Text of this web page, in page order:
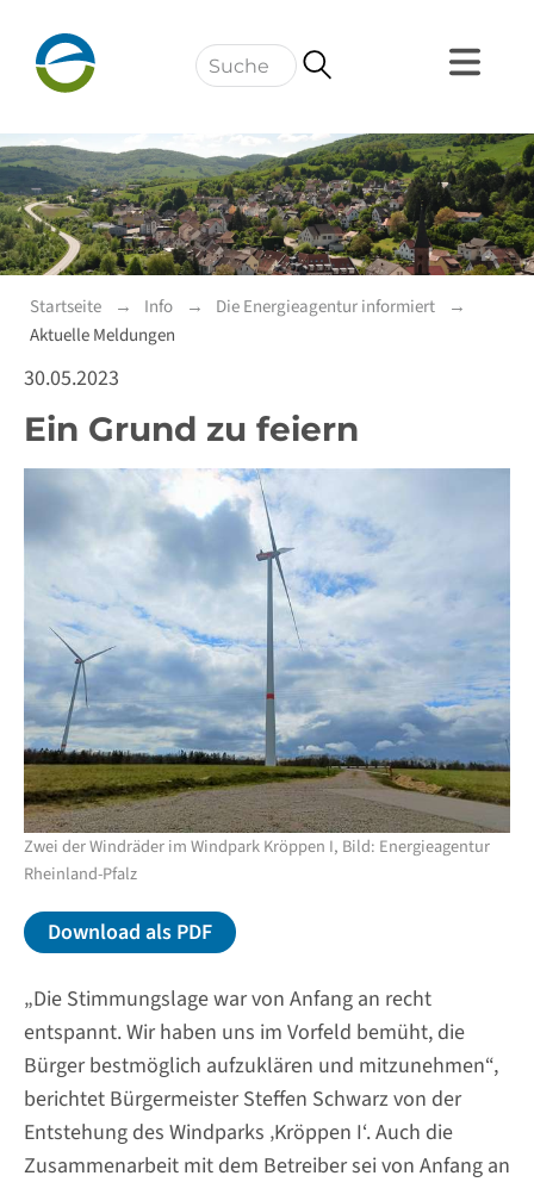
Navigation
Startseite Info
Die Energieagentur informiert
Aktuelle Meldungen
30.05.2023
Ein Grund zu feiern
Zwei der Windräder im Windpark Kröppen I, Bild: Energieagentur
Rheinland-Pfalz
Download als PDF
„Die Stimmungslage war von Anfang an recht
entspannt. Wir haben uns im Vorfeld bemüht, die
Bürger bestmöglich aufzuklären und mitzunehmen“,
berichtet Bürgermeister Steffen Schwarz von der
Entstehung des Windparks ‚Kröppen I‘. Auch die
Zusammenarbeit mit dem Betreiber sei von Anfang an